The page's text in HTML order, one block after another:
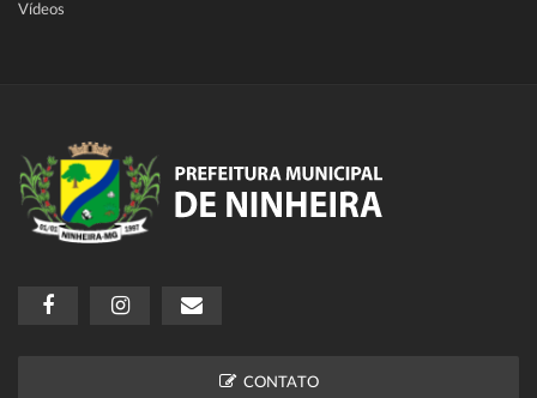
Vídeos
CONTATO